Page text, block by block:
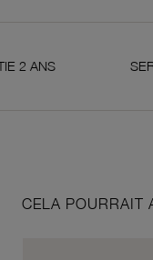
CELA POURRAIT